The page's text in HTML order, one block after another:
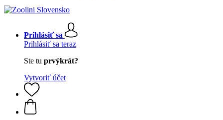
Prihlásiť sa
Prihlásiť sa teraz
Ste tu prvýkrát?
Vytvoriť účet